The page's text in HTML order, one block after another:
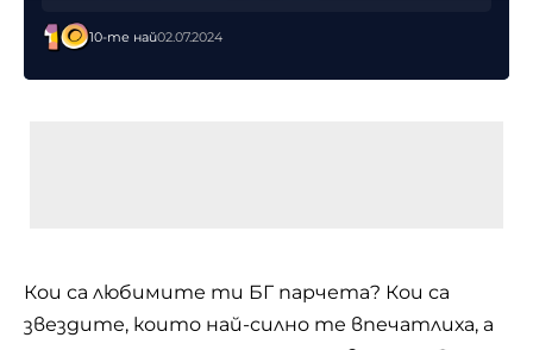
10-те най02.07.2024
Кои са любимите ти БГ парчета? Кои са
звездите, които най-силно те впечатлиха, а